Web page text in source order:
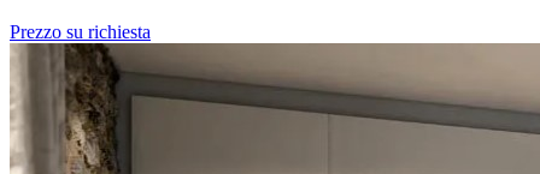
Prezzo su richiesta